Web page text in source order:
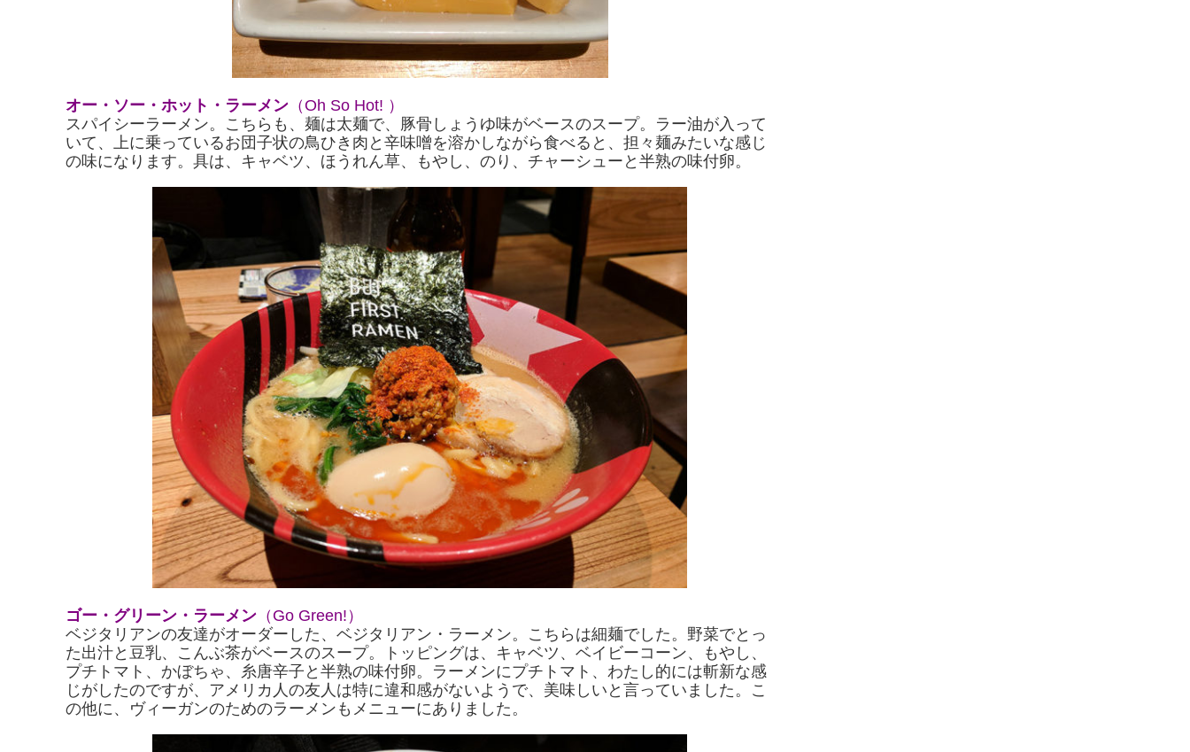
オー・ソー・ホット・ラーメン （Oh So Hot! ）
スパイシーラーメン。こちらも、麺は太麺で、豚骨しょうゆ味がベースのスープ。ラー油が入って
いて、上に乗っているお団子状の鳥ひき肉と辛味噌を溶かしながら食べると、担々麺みたいな感じ
の味になります。具は、キャベツ、ほうれん草、もやし、のり、チャーシューと半熟の味付卵。
ゴー・グリーン・ラーメン （Go Green!）
ベジタリアンの友達がオーダーした、ベジタリアン・ラーメン。こちらは細麺でした。野菜でとっ
た出汁と豆乳、こんぶ茶がベースのスープ。トッピングは、キャベツ、ベイビーコーン、もやし、
プチトマト、かぼちゃ、糸唐辛子と半熟の味付卵。ラーメンにプチトマト、わたし的には斬新な感
じがしたのですが、アメリカ人の友人は特に違和感がないようで、美味しいと言っていました。こ
の他に、ヴィーガンのためのラーメンもメニューにありました。